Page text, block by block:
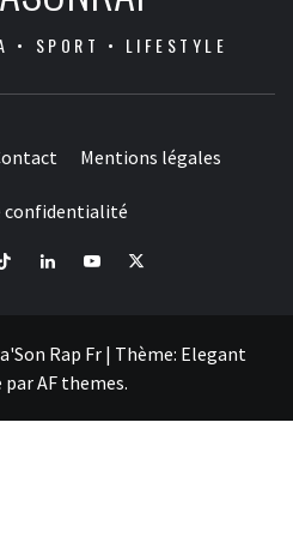
• SPORT • LIFESTYLE
Mentions légales
confidentialité
LinkedInYoutube
X
Rap Fr | Thème: Elegant
parAF themes.